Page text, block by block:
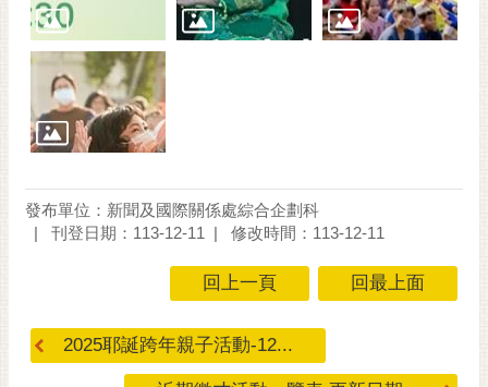
電
子
報
市
民
信
English
隱
發布單位：新聞及國際關係處綜合企劃科
刊登日期：113-12-11
修改時間：113-12-11
回上一頁 回最上面
2025耶誕跨年親子活動-12...